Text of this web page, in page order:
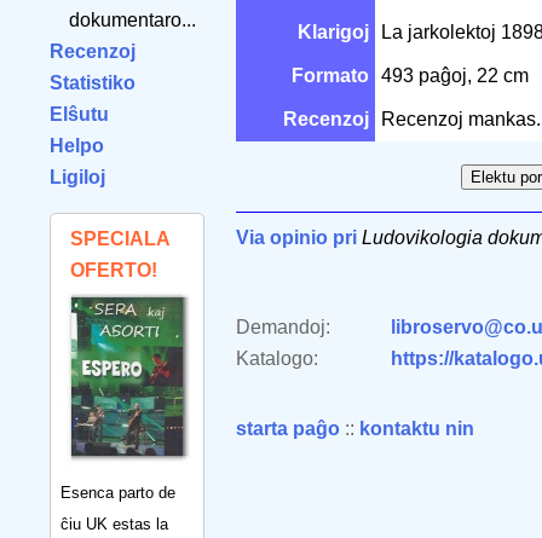
dokumentaro...
Recenzoj
Statistiko
Elŝutu
Helpo
Ligiloj
SPECIALA
OFERTO!
Esenca parto de
ĉiu UK estas la
Klarigoj La jarkolektoj
Formato 493 paĝoj, 22 cm
Recenzoj Recenzoj mankas.
Via opinio pri Ludovikologia
Demandoj:
Katalogo:
https://
starta paĝo :: kontaktu nin